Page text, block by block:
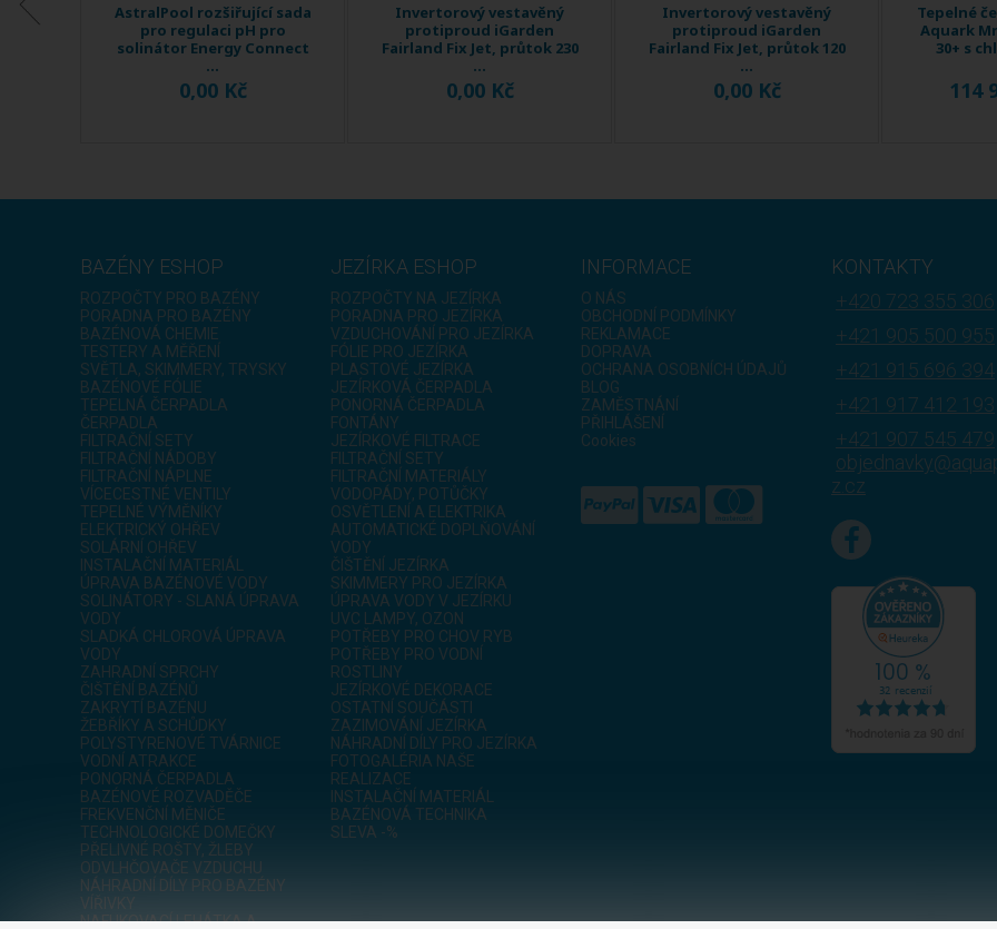
AstralPool rozšiřující sada
pro regulaci pH pro
solinátor Energy Connect
...
0,00 Kč
Invertorový vestavěný
protiproud iGarden
Fairland Fix Jet, průtok 230
...
0,00 Kč
Invertorový vestavěný
protiproud iGarden
Fairland Fix Jet, průtok 120
...
0,00 Kč
Tepelné
Aquark
30+ s
114
BAZÉNY ESHOP
ROZPOČTY PRO BAZÉNY
PORADNA PRO BAZÉNY
BAZÉNOVÁ CHEMIE
TESTERY A MĚŘENÍ
SVĚTLA, SKIMMERY, TRYSKY
BAZÉNOVÉ FÓLIE
TEPELNÁ ČERPADLA
ČERPADLA
FILTRAČNÍ SETY
FILTRAČNÍ NÁDOBY
FILTRAČNÍ NÁPLNE
VÍCECESTNÉ VENTILY
TEPELNÉ VÝMĚNÍKY
ELEKTRICKÝ OHŘEV
SOLÁRNÍ OHŘEV
INSTALAČNÍ MATERIÁL
ÚPRAVA BAZÉNOVÉ VODY
SOLINÁTORY - SLANÁ ÚPRAVA
VODY
SLADKÁ CHLOROVÁ ÚPRAVA
VODY
ZAHRADNÍ SPRCHY
ČIŠTĚNÍ BAZÉNŮ
ZAKRYTÍ BAZÉNU
ŽEBŘÍKY A SCHŮDKY
POLYSTYRENOVÉ TVÁRNICE
VODNÍ ATRAKCE
PONORNÁ ČERPADLA
BAZÉNOVÉ ROZVADĚČE
FREKVENČNÍ MĚNIČE
TECHNOLOGICKÉ DOMEČKY
PŘELIVNÉ ROŠTY, ŽLEBY
ODVLHČOVAČE VZDUCHU
NÁHRADNÍ DÍLY PRO BAZÉNY
VÍŘIVKY
NAFUKOVACÍ LEHÁTKA A
JEZÍRKA ESHOP
ROZPOČTY NA JEZÍRKA
PORADNA PRO JEZÍRKA
VZDUCHOVÁNÍ PRO JEZÍRKA
FÓLIE PRO JEZÍRKA
PLASTOVÉ JEZÍRKA
JEZÍRKOVÁ ČERPADLA
PONORNÁ ČERPADLA
FONTÁNY
JEZÍRKOVÉ FILTRACE
FILTRAČNÍ SETY
FILTRAČNÍ MATERIÁLY
VODOPÁDY, POTŮČKY
OSVĚTLENÍ A ELEKTRIKA
AUTOMATICKÉ DOPLŇOVÁNÍ
VODY
ČIŠTĚNÍ JEZÍRKA
SKIMMERY PRO JEZÍRKA
ÚPRAVA VODY V JEZÍRKU
UVC LAMPY, OZON
POTŘEBY PRO CHOV RYB
POTŘEBY PRO VODNÍ
ROSTLINY
JEZÍRKOVÉ DEKORACE
OSTATNÍ SOUČÁSTI
ZAZIMOVÁNÍ JEZÍRKA
NÁHRADNÍ DÍLY PRO JEZÍRKA
FOTOGALÉRIA NAŠE
REALIZACE
INSTALAČNÍ MATERIÁL
BAZÉNOVÁ TECHNIKA
SLEVA -%
INFORMACE
O NÁS
OBCHODNÍ PODMÍNKY
REKLAMACE
DOPRAVA
OCHRANA OSOBNÍCH ÚDAJŮ
BLOG
ZAMĚSTNÁNÍ
PŘIHLÁŠENÍ
Cookies
KONTAKTY
+420 723 355 306
+421 905 500 955
+421 915 696 394
+421 917 412 193
+421 907 545 479
z.cz